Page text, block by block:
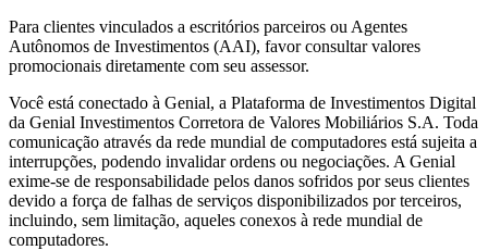
Para clientes vinculados a escritórios parceiros ou Agentes
Autônomos de Investimentos (AAI), favor consultar valores
promocionais diretamente com seu assessor.
Você está conectado à Genial, a Plataforma de Investimentos Digital
da Genial Investimentos Corretora de Valores Mobiliários S.A. Toda
comunicação através da rede mundial de computadores está sujeita a
interrupções, podendo invalidar ordens ou negociações. A Genial
exime-se de responsabilidade pelos danos sofridos por seus clientes
devido a força de falhas de serviços disponibilizados por terceiros,
incluindo, sem limitação, aqueles conexos à rede mundial de
computadores.